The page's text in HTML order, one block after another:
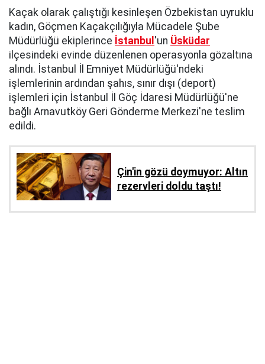
Kaçak olarak çalıştığı kesinleşen Özbekistan uyruklu
kadın, Göçmen Kaçakçılığıyla Mücadele Şube
Müdürlüğü ekiplerince İstanbul 'un Üsküdar
ilçesindeki evinde düzenlenen operasyonla gözaltına
alındı. İstanbul İl Emniyet Müdürlüğü'ndeki
işlemlerinin ardından şahıs, sınır dışı (deport)
işlemleri için İstanbul İl Göç İdaresi Müdürlüğü'ne
bağlı Arnavutköy Geri Gönderme Merkezi'ne teslim
edildi.
Çin'in gözü doymuyor: Altın
rezervleri doldu taştı!